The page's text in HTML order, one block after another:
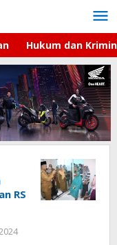
Hukum dan
RS